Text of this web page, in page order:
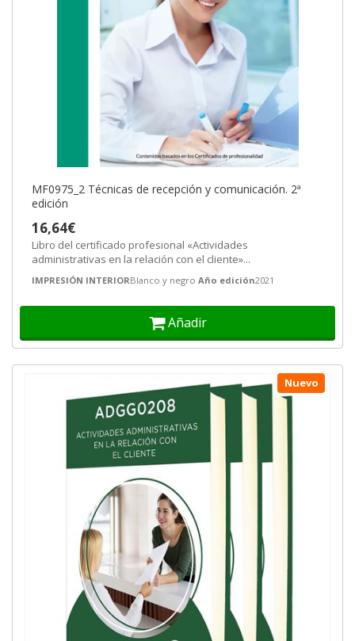
MF0975_2 Técnicas de recepción y comunicación. 2ª
edición
16,64€
Libro del certificado profesional «Actividades
administrativas en la relación con el cliente»...
IMPRESIÓN INTERIORBlanco y negro Año edición2021
Añadir
Nuevo